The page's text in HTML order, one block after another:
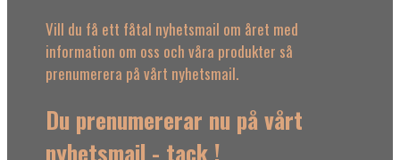
Vill du få ett fåtal nyhetsmail om året med
information om oss och våra produkter så
prenumerera på vårt nyhetsmail.
Du prenumererar nu på vårt
nyhetsmail - tack !